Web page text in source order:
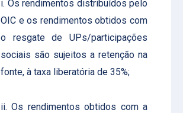
i. Os rendimentos distribuídos pelo
OIC e os rendimentos obtidos com
o resgate de UPs/participações
sociais são sujeitos a retenção na
fonte, à taxa liberatória de 35%;
ii. Os rendimentos obtidos com a